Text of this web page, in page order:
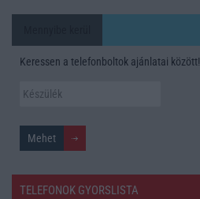
Keressen a telefonboltok ajánlatai között!
TELEFONOK GYORSLISTA